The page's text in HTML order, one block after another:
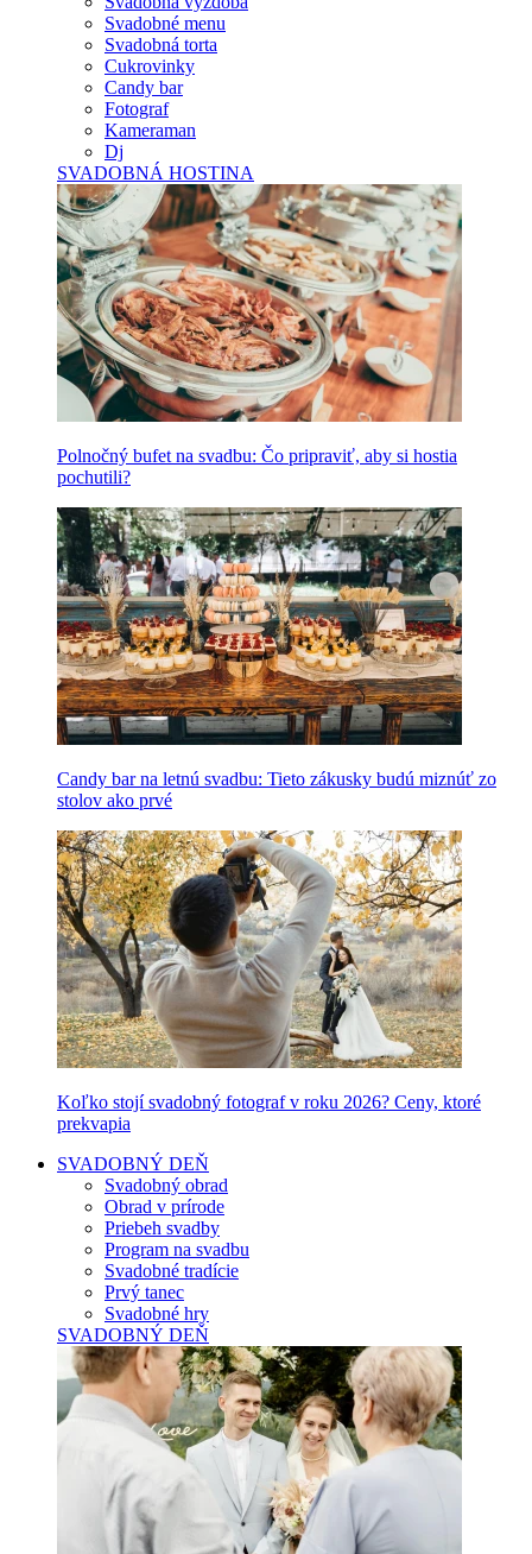
Svadobné menu
Svadobná torta
Cukrovinky
Candy bar
Fotograf
Kameraman
Dj
SVADOBNÁ HOSTINA
Polnočný bufet na svadbu: Čo pripraviť, aby si hostia
pochutili?
Candy bar na letnú svadbu: Tieto zákusky budú miznúť zo
stolov ako prvé
Koľko stojí svadobný fotograf v roku 2026? Ceny, ktoré
prekvapia
SVADOBNÝ DEŇ
Svadobný obrad
Obrad v prírode
Priebeh svadby
Program na svadbu
Svadobné tradície
Prvý tanec
Svadobné hry
SVADOBNÝ DEŇ